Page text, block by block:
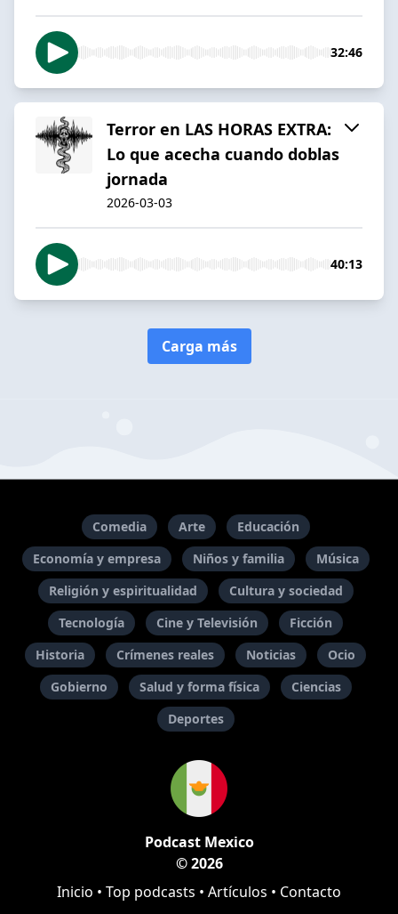
32:46
Terror en LAS HORAS EXTRA:
Lo que acecha cuando doblas
jornada
2026-03-03
40:13
Carga más
Comedia Arte
Educación
Economía y empresa
Niños y familia
Música
Religión y espiritualidad
Cultura y sociedad
Tecnología
Cine y Televisión
Ficción
Historia
Crímenes reales Noticias
Ocio
Gobierno
Salud y forma física
Ciencias
Deportes
Podcast Mexico
© 2026
Inicio • Top podcasts • Artículos • Contacto